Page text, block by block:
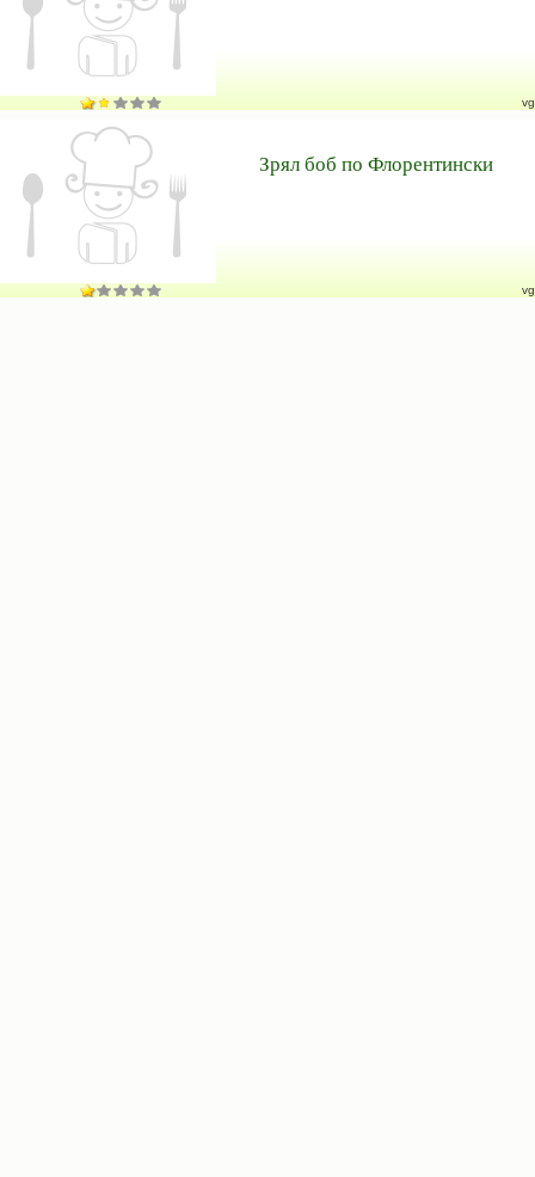
vg
Зрял боб по Флорентински
vg